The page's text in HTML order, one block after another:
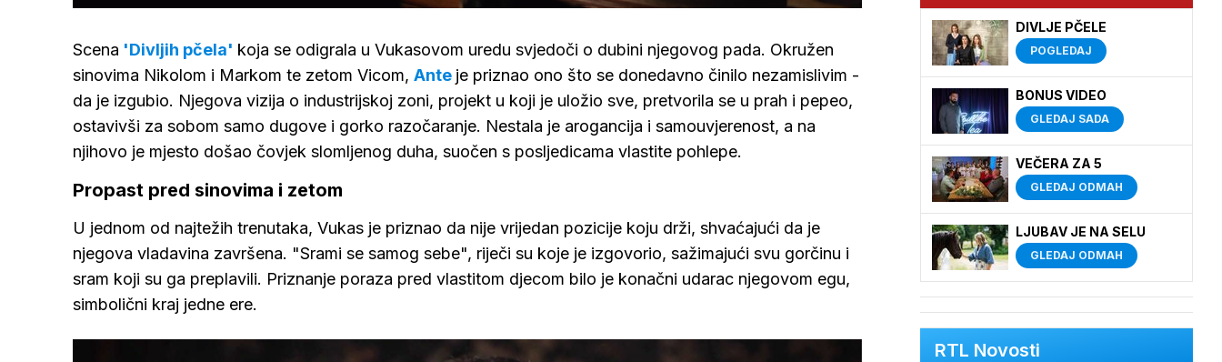
zvuk
Scena 'Divljih pčela' koja se odigrala u Vukasovom uredu svjedoči o dubini njegovog pada. Okružen
sinovima Nikolom i Markom te zetom Vicom, Ante je priznao ono što se donedavno činilo nezamislivim -
da je izgubio. Njegova vizija o industrijskoj zoni, projekt u koji je uložio sve, pretvorila se u prah i pepeo,
ostavivši za sobom samo dugove i gorko razočaranje. Nestala je arogancija i samouvjerenost, a na
njihovo je mjesto došao čovjek slomljenog duha, suočen s posljedicama vlastite pohlepe.
Propast pred sinovima i zetom
U jednom od najtežih trenutaka, Vukas je priznao da nije vrijedan pozicije koju drži, shvaćajući da je
njegova vladavina završena. "Srami se samog sebe", riječi su koje je izgovorio, sažimajući svu gorčinu i
sram koji su ga preplavili. Priznanje poraza pred vlastitom djecom bilo je konačni udarac njegovom egu,
simbolični kraj jedne ere.
DIVLJE PČELE
POGLEDAJ
BONUS VIDEO
GLEDAJ SADA
VEČERA ZA 5
GLEDAJ ODMAH
LJUBAV JE NA SELU
GLEDAJ ODMAH
RTL Novosti